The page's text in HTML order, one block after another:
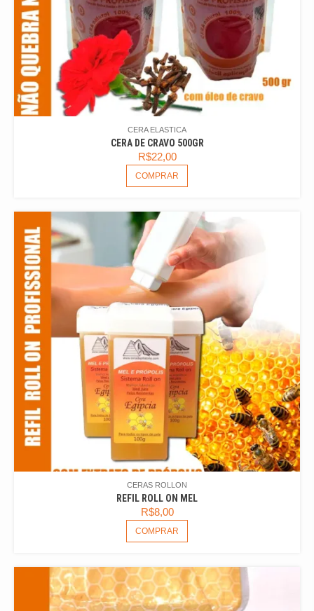
CERA ELASTICA
CERA DE CRAVO 500GR
R$22,00
COMPRAR
CERAS ROLLON
REFIL ROLL ON MEL
R$8,00
COMPRAR